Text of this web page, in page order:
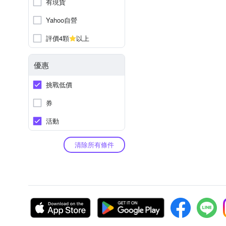
Yahoo自營
評價4顆
以上
優惠
挑戰低價
券
活動
清除所有條件